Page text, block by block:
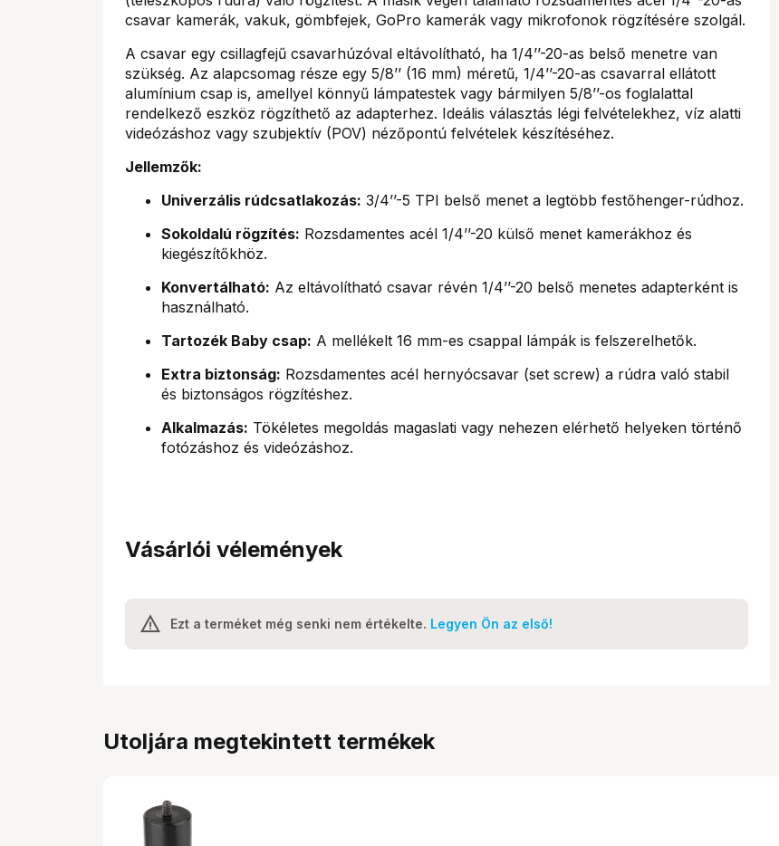
csavar kamerák, vakuk, gömbfejek, GoPro kamerák vagy mikrofonok rögzítésére szolgál.
A csavar egy csillagfejű csavarhúzóval eltávolítható, ha 1/4’’-20-as belső menetre van
szükség. Az alapcsomag része egy 5/8’’ (16 mm) méretű, 1/4’’-20-as csavarral ellátott
alumínium csap is, amellyel könnyű lámpatestek vagy bármilyen 5/8’’-os foglalattal
rendelkező eszköz rögzíthető az adapterhez. Ideális választás légi felvételekhez, víz alatti
videózáshoz vagy szubjektív (POV) nézőpontú felvételek készítéséhez.
Jellemzők:
Univerzális rúdcsatlakozás: 3/4’’-5 TPI belső menet a legtöbb festőhenger-rúdhoz.
Sokoldalú rögzítés: Rozsdamentes acél 1/4’’-20 külső menet kamerákhoz és
kiegészítőkhöz.
Konvertálható: Az eltávolítható csavar révén 1/4’’-20 belső menetes adapterként is
használható.
Tartozék Baby csap: A mellékelt 16 mm-es csappal lámpák is felszerelhetők.
Extra biztonság: Rozsdamentes acél hernyócsavar (set screw) a rúdra való stabil
és biztonságos rögzítéshez.
Alkalmazás: Tökéletes megoldás magaslati vagy nehezen elérhető helyeken történő
fotózáshoz és videózáshoz.
Vásárlói vélemények
Ezt a terméket még senki nem értékelte. Legyen Ön az első!
Utoljára megtekintett termékek